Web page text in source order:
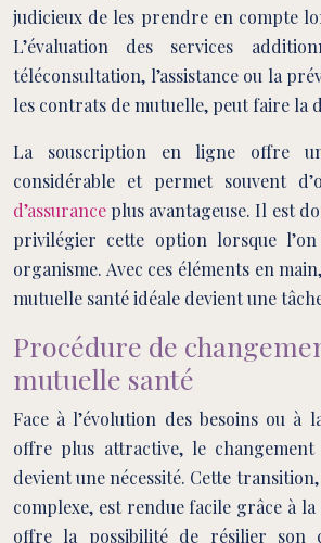
judicieux de les prendre en compte
L’évaluation des services
téléconsultation, l’assistance ou la
les contrats de mutuelle, peut faire la
La souscription en ligne offre
considérable et permet souvent
d’assurance plus avantageuse. Il est
privilégier cette option lorsque
organisme. Avec ces éléments en
mutuelle santé idéale devient une
Procédure de
mutuelle santé
Face à l’évolution des besoins ou à
offre plus attractive, le
devient une nécessité. Cette transition,
complexe, est rendue facile grâce à
offre la possibilité de résilier son